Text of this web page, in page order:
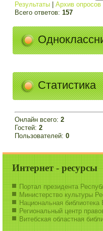
Результаты |Архив опросов
Всего ответов:157
Статистика
Онлайн всего:2
Гостей:2
Пользователей:0
Интернет - ресурсы
Портал президента
Министерство культуры
Национальная библиотека
Региональный центр
Витебская областная